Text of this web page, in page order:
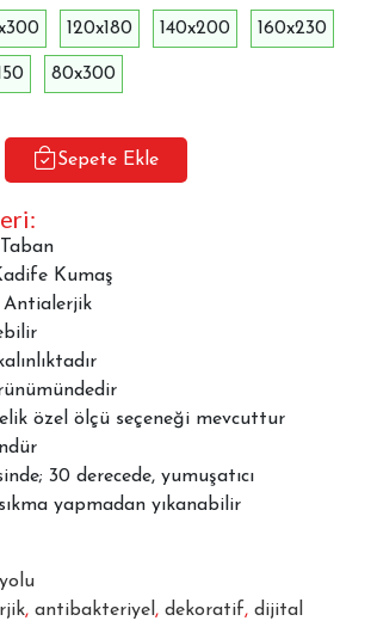
120x180 140x200 160x230
80x300
Sepete Ekle
Kumaş
özel ölçü seçeneği mevcuttur
30 derecede, yumuşatıcı
yapmadan yıkanabilir
, antibakteriyel , dekoratif, dijital